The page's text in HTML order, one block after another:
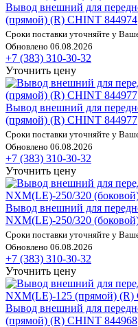
Вывод внешний для
(прямой) (R) CHINT 844974
Сроки поставки уточняйте у
Обновлено 06.08.2026
+7 (383) 310-30-32
Уточнить цену
Вывод внешний для
(прямой) (R) CHINT 844977
Сроки поставки уточняйте у
Обновлено 06.08.2026
+7 (383) 310-30-32
Уточнить цену
Вывод внешний для
NXM(LE)-250/320
Сроки поставки уточняйте у
Обновлено 06.08.2026
+7 (383) 310-30-32
Уточнить цену
Вывод внешний для
(прямой) (R) CHINT 844968